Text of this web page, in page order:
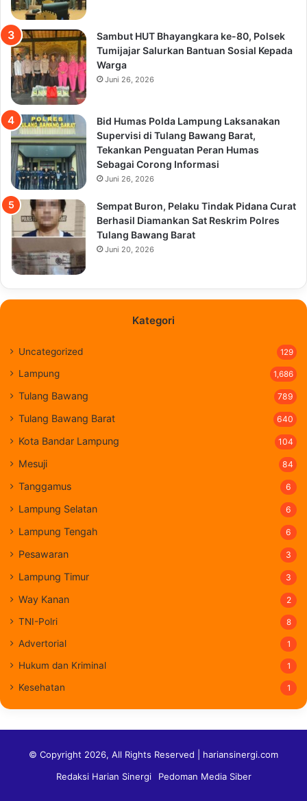
Sambut HUT Bhayangkara ke-80, Polsek
Tumijajar Salurkan Bantuan Sosial Kepada
Warga
Juni 26, 2026
Bid Humas Polda Lampung Laksanakan
Supervisi di Tulang Bawang Barat,
Tekankan Penguatan Peran Humas
Sebagai Corong Informasi
Juni 26, 2026
Sempat Buron, Pelaku Tindak Pidana Curat
Berhasil Diamankan Sat Reskrim Polres
Tulang Bawang Barat
Juni 20, 2026
Kategori
Uncategorized 129
Lampung 1,686
Tulang Bawang 789
Tulang Bawang Barat 640
Kota Bandar Lampung 104
Mesuji 84
Tanggamus 6
Lampung Selatan 6
Lampung Tengah 6
Pesawaran 3
Lampung Timur 3
Way Kanan 2
TNI-Polri 8
Advertorial 1
Hukum dan Kriminal 1
Kesehatan 1
© Copyright 2026, All Rights Reserved | hariansinergi.com
Redaksi Harian Sinergi
Pedoman Media Siber